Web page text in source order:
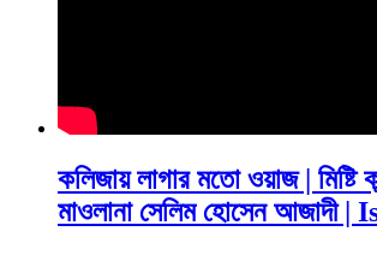
কলিজায় লাগার মতো ওয়াজ | মিষ্টি
মাওলানা সেলিম হোসেন আজাদী